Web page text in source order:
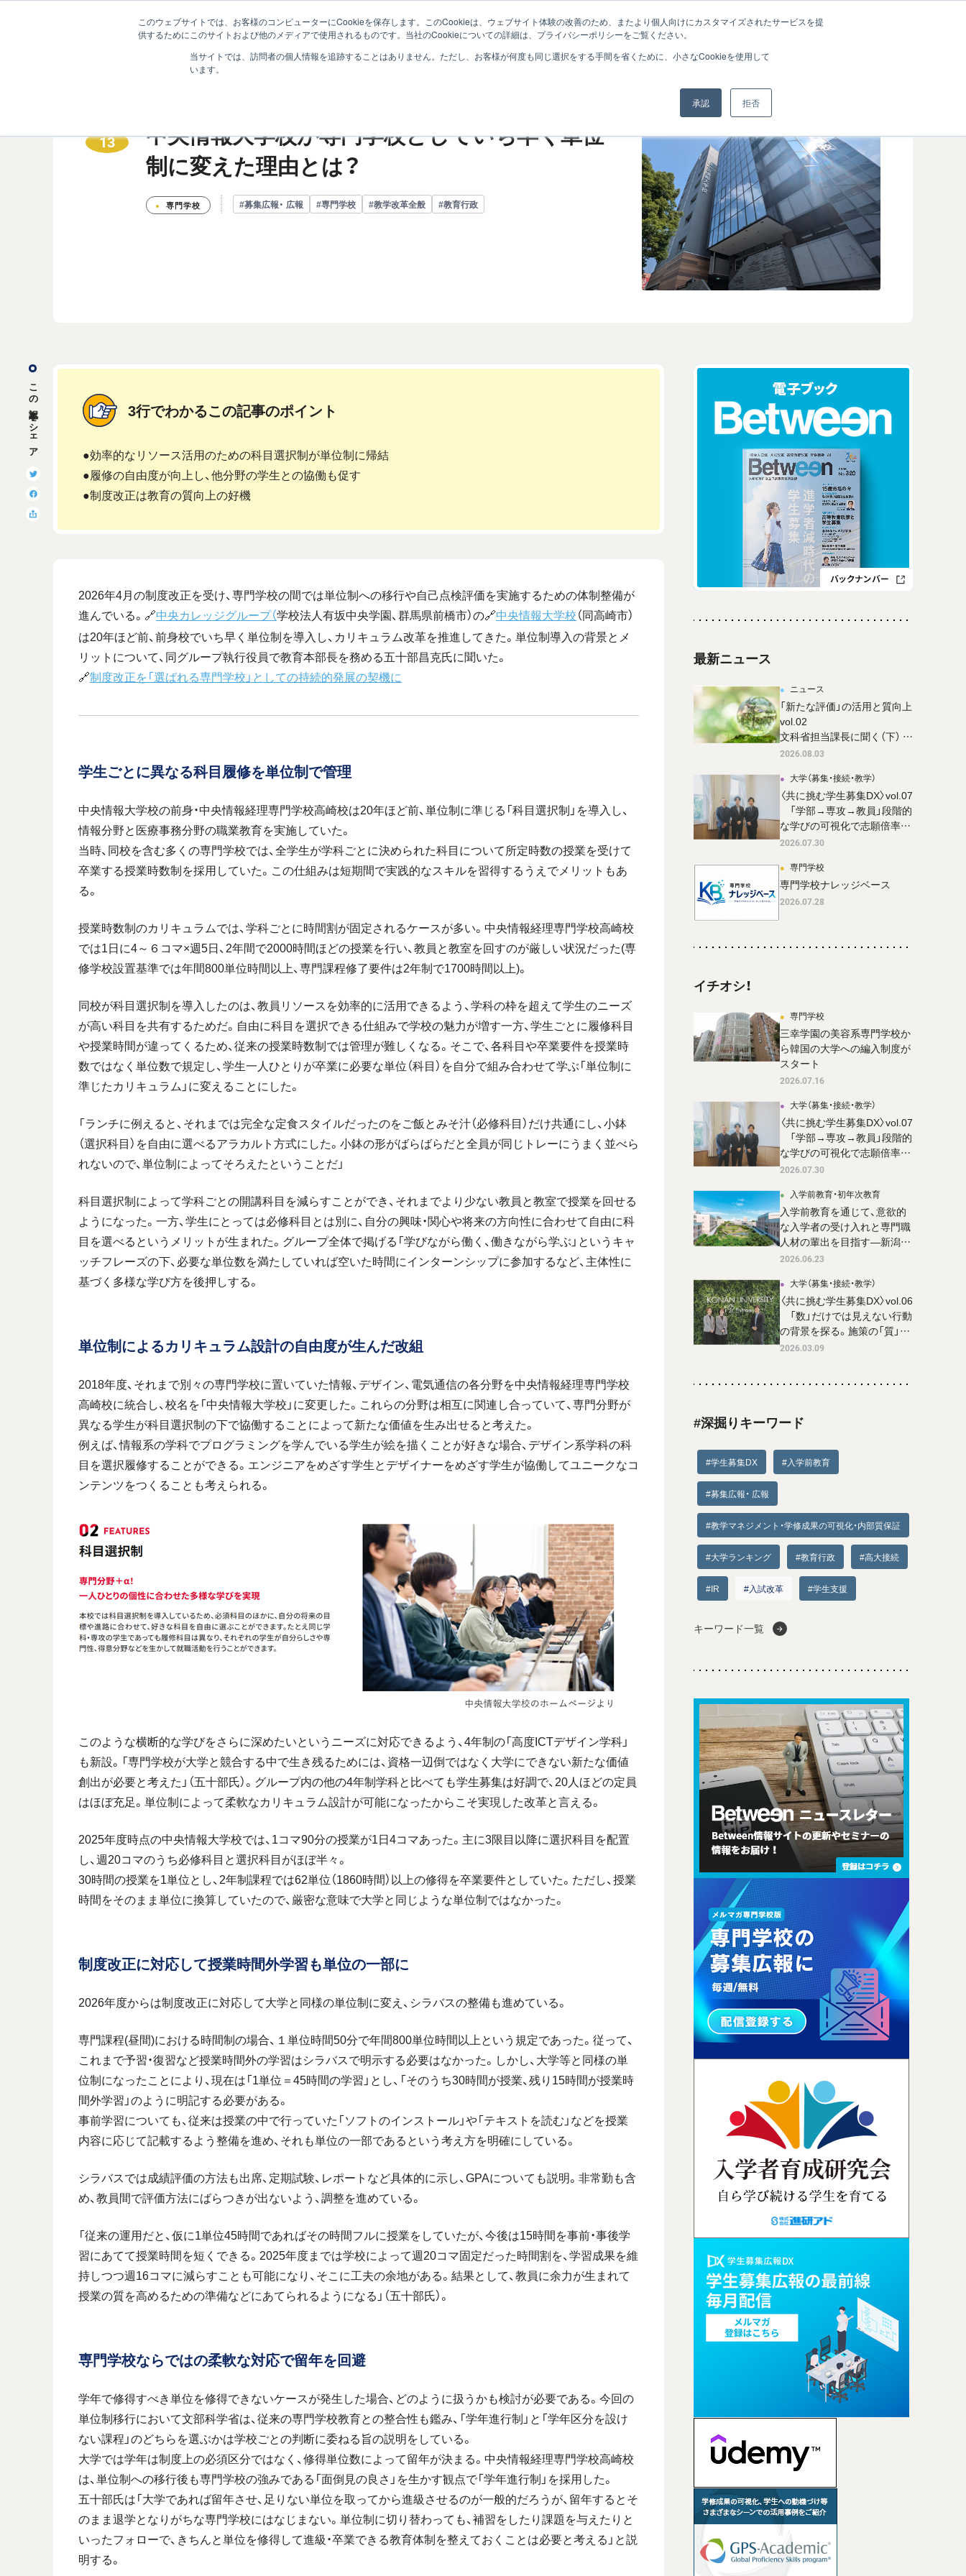
このウェブサイトでは、お客様のコンピューターにCookieを保存します。このCookieは、ウェブサイト体験の改善のため、またより個人向けにカスタマイズされたサービスを提
供するためにこのサイトおよび他のメディアで使用されるものです。当社のCookieについての詳細は、プライバシーポリシーをご覧ください。
当サイトでは、訪問者の個人情報を追跡することはありません。ただし、お客様が何度も同じ選択をする手間を省くために、小さなCookieを使用して
います。
承認 拒否
ニュース 大学（募集・接続・教学） 専門学校 入学前教育・初年次教育
13
中央情報大学校が専門学校としていち早く単位
制に変えた理由とは？
専門学校 #募集広報・ 広報 #専門学校 #教学改革全般 #教育行政
この記事をシェア 3行でわかるこの記事のポイント
●効率的なリソース活用のための科目選択制が単位制に帰結
●履修の自由度が向上し、他分野の学生との協働も促す
●制度改正は教育の質向上の好機
2026年4月の制度改正を受け、専門学校の間では単位制への移行や自己点検評価を実施するための体制整備が
進んでいる。 🔗中央カレッジグループ（学校法人有坂中央学園、群馬県前橋市）の🔗中央情報大学校（同高崎市）
は20年ほど前、前身校でいち早く単位制を導入し、カリキュラム改革を推進してきた。単位制導入の背景とメ
リットについて、同グループ執行役員で教育本部長を務める五十部昌克氏に聞いた。
🔗制度改正を「選ばれる専門学校」としての持続的発展の契機に
学生ごとに異なる科目履修を単位制で管理
中央情報大学校の前身・中央情報経理専門学校高崎校は20年ほど前、単位制に準じる「科目選択制」を導入し、
情報分野と医療事務分野の職業教育を実施していた。
当時、同校を含む多くの専門学校では、全学生が学科ごとに決められた科目について所定時数の授業を受けて
卒業する授業時数制を採用していた。この仕組みは短期間で実践的なスキルを習得するうえでメリットもあ
る。
授業時数制のカリキュラムでは、学科ごとに時間割が固定されるケースが多い。中央情報経理専門学校高崎校
では1日に4～６コマ×週5日、2年間で2000時間ほどの授業を行い、教員と教室を回すのが厳しい状況だった(専
修学校設置基準では年間800単位時間以上、専門課程修了要件は2年制で1700時間以上)。
同校が科目選択制を導入したのは、教員リソースを効率的に活用できるよう、学科の枠を超えて学生のニーズ
が高い科目を共有するためだ。自由に科目を選択できる仕組みで学校の魅力が増す一方、学生ごとに履修科目
や授業時間が違ってくるため、従来の授業時数制では管理が難しくなる。そこで、各科目や卒業要件を授業時
数ではなく単位数で規定し、学生一人ひとりが卒業に必要な単位（科目）を自分で組み合わせて学ぶ「単位制に
準じたカリキュラム」に変えることにした。
「ランチに例えると、それまでは完全な定食スタイルだったのをご飯とみそ汁（必修科目）だけ共通にし、小鉢
（選択科目）を自由に選べるアラカルト方式にした。小鉢の形がばらばらだと全員が同じトレーにうまく並べら
れないので、単位制によってそろえたということだ」
科目選択制によって学科ごとの開講科目を減らすことができ、それまでより少ない教員と教室で授業を回せる
ようになった。一方、学生にとっては必修科目とは別に、自分の興味・関心や将来の方向性に合わせて自由に科
目を選べるというメリットが生まれた。グループ全体で掲げる「学びながら働く、働きながら学ぶ」というキャ
ッチフレーズの下、必要な単位数を満たしていれば空いた時間にインターンシップに参加するなど、主体性に
基づく多様な学び方を後押しする。
単位制によるカリキュラム設計の自由度が生んだ改組
2018年度、それまで別々の専門学校に置いていた情報、デザイン、電気通信の各分野を中央情報経理専門学校
高崎校に統合し、校名を「中央情報大学校」に変更した。これらの分野は相互に関連し合っていて、専門分野が
異なる学生が科目選択制の下で協働することによって新たな価値を生み出せると考えた。
例えば、情報系の学科でプログラミングを学んでいる学生が絵を描くことが好きな場合、デザイン系学科の科
目を選択履修することができる。エンジニアをめざす学生とデザイナーをめざす学生が協働してユニークなコ
ンテンツをつくることも考えられる。
このような横断的な学びをさらに深めたいというニーズに対応できるよう、4年制の「高度ICTデザイン学科」
も新設。「専門学校が大学と競合する中で生き残るためには、資格一辺倒ではなく大学にできない新たな価値
創出が必要と考えた」（五十部氏）。グループ内の他の4年制学科と比べても学生募集は好調で、20人ほどの定員
はほぼ充足。単位制によって柔軟なカリキュラム設計が可能になったからこそ実現した改革と言える。
2025年度時点の中央情報大学校では、1コマ90分の授業が1日4コマあった。主に3限目以降に選択科目を配置
し、週20コマのうち必修科目と選択科目がほぼ半々。
30時間の授業を1単位とし、2年制課程では62単位（1860時間）以上の修得を卒業要件としていた。ただし、授業
時間をそのまま単位に換算していたので、厳密な意味で大学と同じような単位制ではなかった。
制度改正に対応して授業時間外学習も単位の一部に
2026年度からは制度改正に対応して大学と同様の単位制に変え、シラバスの整備も進めている。
専門課程(昼間)における時間制の場合、１単位時間50分で年間800単位時間以上という規定であった。従って、
これまで予習・復習など授業時間外の学習はシラバスで明示する必要はなかった。しかし、大学等と同様の単
位制になったことにより、現在は「1単位＝45時間の学習」とし、「そのうち30時間が授業、残り15時間が授業時
間外学習」のように明記する必要がある。
事前学習についても、従来は授業の中で行っていた「ソフトのインストール」や「テキストを読む」などを授業
内容に応じて記載するよう整備を進め、それも単位の一部であるという考え方を明確にしている。
シラバスでは成績評価の方法も出席、定期試験、レポートなど具体的に示し、GPAについても説明。非常勤も含
め、教員間で評価方法にばらつきが出ないよう、調整を進めている。
「従来の運用だと、仮に1単位45時間であればその時間フルに授業をしていたが、今後は15時間を事前・事後学
習にあてて授業時間を短くできる。2025年度までは学校によって週20コマ固定だった時間割を、学習成果を維
持しつつ週16コマに減らすことも可能になり、そこに工夫の余地がある。結果として、教員に余力が生まれて
授業の質を高めるための準備などにあてられるようになる」（五十部氏）。
専門学校ならではの柔軟な対応で留年を回避
学年で修得すべき単位を修得できないケースが発生した場合、どのように扱うかも検討が必要である。今回の
単位制移行において文部科学省は、従来の専門学校教育との整合性も鑑み、「学年進行制」と「学年区分を設け
ない課程」のどちらを選ぶかは学校ごとの判断に委ねる旨の説明をしている。
大学では学年は制度上の必須区分ではなく、修得単位数によって留年が決まる。中央情報経理専門学校高崎校
は、単位制への移行後も専門学校の強みである「面倒見の良さ」を生かす観点で「学年進行制」を採用した。
五十部氏は「大学であれば留年させ、足りない単位を取ってから進級させるのが一般的だろうが、留年するとそ
のまま退学となりがちな専門学校にはなじまない。単位制に切り替わっても、補習をしたり課題を与えたりと
いったフォローで、きちんと単位を修得して進級・卒業できる教育体制を整えておくことは必要と考える」と説
明する。
最新ニュース
ニュース
「新たな評価」の活用と質向上
vol.02
文科省担当課長に聞く（下） 評
価の内容とその公表
2026.08.03
大学（募集・接続・教学）
〈共に挑む学生募集DX〉vol.07
「学部→専攻→教員」段階的
な学びの可視化で志願倍率37
倍超 を達成。 成蹊大学 国際
2026.07.30
専門学校
専門学校ナレッジベース
2026.07.28
イチオシ！
専門学校
三幸学園の美容系専門学校か
ら韓国の大学への編入制度が
スタート
2026.07.16
大学（募集・接続・教学）
〈共に挑む学生募集DX〉vol.07
「学部→専攻→教員」段階的
な学びの可視化で志願倍率37
倍超 を達成。 成蹊大学 国際
2026.07.30
入学前教育・初年次教育
入学前教育を通じて、意欲的
な入学者の受け入れと専門職
人材の輩出を目指す―新潟医
療福祉大学
2026.06.23
大学（募集・接続・教学）
〈共に挑む学生募集DX〉vol.06
「数」だけでは見えない行動
の背景を探る。施策の「質」を
磨く甲南大学の学生インサイ
2026.03.09
#深掘りキーワード
#学生募集DX #入学前教育
#募集広報・ 広報
#教学マネジメント・学修成果の可視化・内部質保証
#大学ランキング #教育行政 #高大接続
#IR #入試改革 #学生支援
キーワード一覧